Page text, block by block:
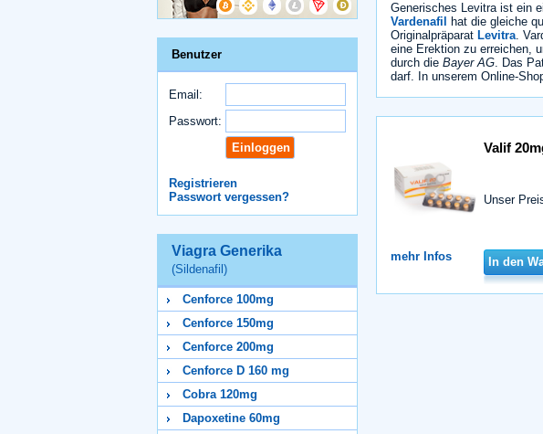
Benutzer
Email:
Passwort:
Registrieren
Passwort vergessen?
Viagra Generika
(Sildenafil)
Cenforce 100mg
Cenforce 150mg
Cenforce 200mg
Cenforce D 160 mg
Cobra 120mg
Dapoxetine 60mg
Generisches Levitra ist ein
Vardenafil
hat die gleiche
Originalpräparat Levitra.
eine Erektion zu erreichen,
durch die Bayer AG. Das
darf. In unserem Online-
Valif
Unser
mehr Infos In den